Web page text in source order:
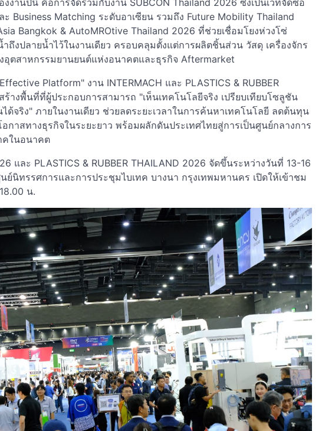
งานปีนี้ คือการจัดร่วมกับงาน SUBCON Thailand 2026 ซึ่งเป็นเวทีจัดซื้อ
Business Matching ระดับอาเซียน รวมถึง Future Mobility Thailand
Bangkok & AutoMROtive Thailand 2026 ที่ช่วยเชื่อมโยงห่วงโซ่
ถึงปลายน้ำไว้ในงานเดียว ครอบคลุมตั้งแต่การผลิตชิ้นส่วน วัสดุ เครื่องจักร
อุตสาหกรรมยานยนต์แห่งอนาคตและธุรกิจ Aftermarket
Platform" งาน INTERMACH และ PLASTICS & RUBBER
างพื้นที่ที่ผู้ประกอบการสามารถ "เห็นเทคโนโลยีจริง เปรียบเทียบโซลูชัน
ด้จริง" ภายในงานเดียว ช่วยลดระยะเวลาในการค้นหาเทคโนโลยี ลดต้นทุน
กาสทางธุรกิจในระยะยาว พร้อมผลักดันประเทศไทยสู่การเป็นศูนย์กลางการ
คในอนาคต
และ PLASTICS & RUBBER THAILAND 2026 จัดขึ้นระหว่างวันที่ 13-16
นิทรรศการและการประชุมไบเทค บางนา กรุงเทพมหานคร เปิดให้เข้าชม
น.